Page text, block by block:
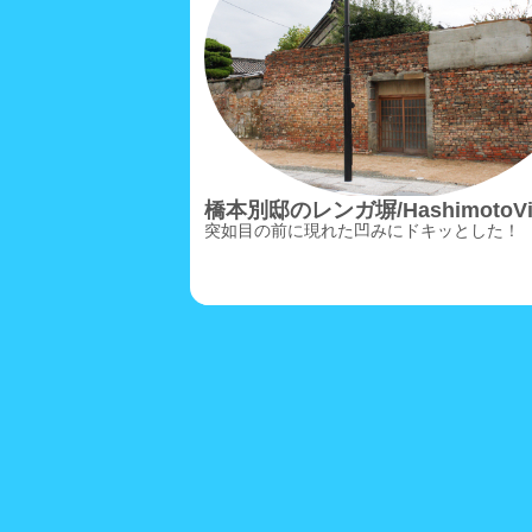
橋本別邸のレンガ塀/
突如目の前に現れた凹みにドキッとした！